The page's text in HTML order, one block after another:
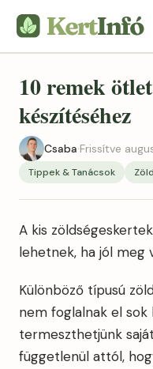
10 remek
készítéséhez
Csaba·Frissítve
Tippek & Tanácsok
A kis
lehetnek, ha jól meg
Különböző típusú
nem foglalnak el
termeszthetjünk
függetlenül attól,